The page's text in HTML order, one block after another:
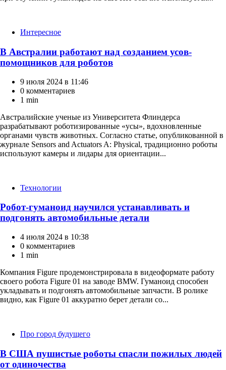
КатегорииИнтересное
В Австралии работают над созданием усов-
помощников для роботов
9 июля 2024 в 11:46
0 комментариев
1 min
Австралийские ученые из Университета Флиндерса
разрабатывают роботизированные «усы», вдохновленные
органами чувств животных. Согласно статье, опубликованной в
журнале Sensors and Actuators A: Physical, традиционно роботы
используют камеры и лидары для ориентации...
КатегорииТехнологии
Робот-гуманоид научился устанавливать и
подгонять автомобильные детали
4 июля 2024 в 10:38
0 комментариев
1 min
Компания Figure продемонстрировала в видеоформате работу
своего робота Figure 01 на заводе BMW. Гуманоид способен
укладывать и подгонять автомобильные запчасти. В ролике
видно, как Figure 01 аккуратно берет детали со...
КатегорииПро город будущего
В США пушистые роботы спасли пожилых людей
от одиночества